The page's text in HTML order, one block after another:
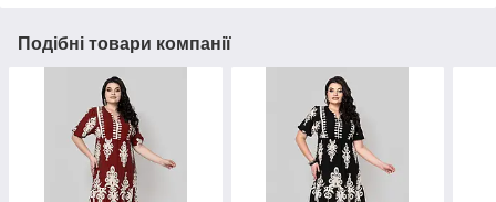
Подібні товари компанії